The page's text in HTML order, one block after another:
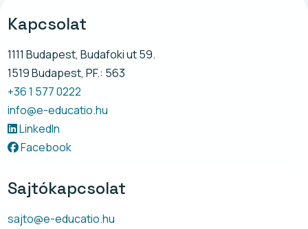
Kapcsolat
1111 Budapest, Budafoki ut 59.
1519 Budapest, PF.: 563
+36 1 577 0222
info@e-educatio.hu
LinkedIn
Facebook
Sajtókapcsolat
sajto@e-educatio.hu